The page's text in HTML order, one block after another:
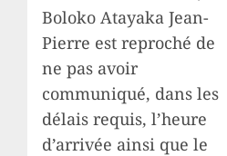
Boloko Atayaka Jean-
Pierre est reproché de
ne pas avoir
communiqué, dans les
délais requis, l’heure
d’arrivée ainsi que le